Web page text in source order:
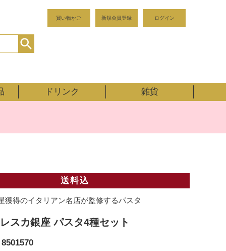
買い物かご 新規会員登録 ログイン
ドリンク 雑貨
送料込
獲得のイタリアン名店が監修するパスタ
スカ銀座 パスタ4種セット
8501570